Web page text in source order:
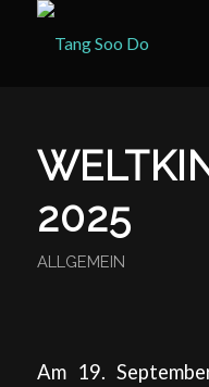
2025
ALLGEMEIN
Am 19.